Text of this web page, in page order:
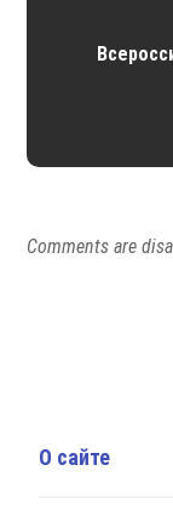
Comments are
О сайте